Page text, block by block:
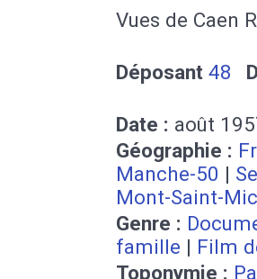
Vues de Caen
Déposant 48
Date : août
Géographie :
Manche-50 |
Mont-Saint-
Genre :
famille | Film
Toponymie :